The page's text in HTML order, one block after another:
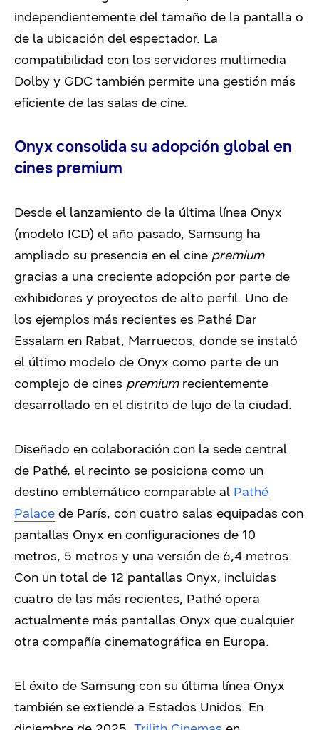
independientemente del tamaño de la pantalla o
de la ubicación del espectador. La
compatibilidad con los servidores multimedia
Dolby y GDC también permite una gestión más
eficiente de las salas de cine.
Onyx consolida su adopción global en
cines premium
Desde el lanzamiento de la última línea Onyx
(modelo ICD) el año pasado, Samsung ha
ampliado su presencia en el cine premium
gracias a una creciente adopción por parte de
exhibidores y proyectos de alto perfil. Uno de
los ejemplos más recientes es Pathé Dar
Essalam en Rabat, Marruecos, donde se instaló
el último modelo de Onyx como parte de un
complejo de cines premiumrecientemente
desarrollado en el distrito de lujo de la ciudad.
Diseñado en colaboración con la sede central
de Pathé, el recinto se posiciona como un
destino emblemático comparable al Pathé
Palace de París, con cuatro salas equipadas con
pantallas Onyx en configuraciones de 10
metros, 5 metros y una versión de 6,4 metros.
Con un total de 12 pantallas Onyx, incluidas
cuatro de las más recientes, Pathé opera
actualmente más pantallas Onyx que cualquier
otra compañía cinematográfica en Europa.
El éxito de Samsung con su última línea Onyx
también se extiende a Estados Unidos. En